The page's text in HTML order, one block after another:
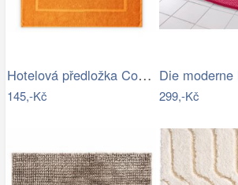
Hotelová předložka Comfort oranžová…
145,-Kč 299,-Kč